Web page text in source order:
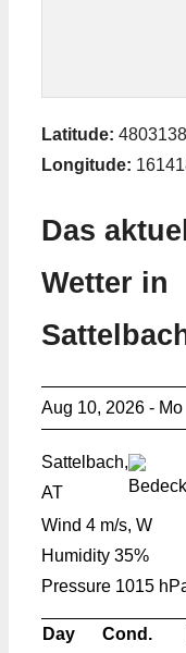
Latitude:
Longitude:
Das
Wetter in
Aug 10, 2026 - Mo
Sattelbach,
AT
Wind 4 m/s, W
Humidity 35%
Pressure 1015
Day Cond.